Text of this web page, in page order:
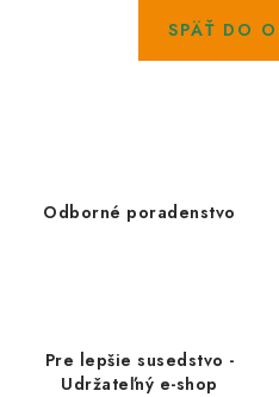
SPÄŤ DO
Odborné poradenstvo
Pre lepšie susedstvo -
Udržateľný e-shop